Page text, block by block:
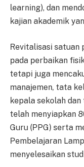
learning), dan
kajian akademik
Revitalisasi satuan
pada perbaikan
tetapi juga
manajemen, tata
kepala sekolah
telah menyiapkan
Guru (PPG) serta
Pembelajaran
menyelesaikan